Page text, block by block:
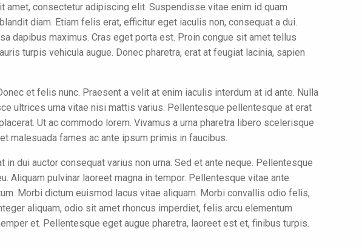
amet, consectetur adipiscing elit. Suspendisse vitae enim id quam
diam. Etiam felis erat, efficitur eget iaculis non, consequat a dui.
dapibus maximus. Cras eget porta est. Proin congue sit amet tellus
turpis vehicula augue. Donec pharetra, erat at feugiat lacinia, sapien
et felis nunc. Praesent a velit at enim iaculis interdum at id ante. Nulla
ultrices urna vitae nisi mattis varius. Pellentesque pellentesque at erat
Ut ac commodo lorem. Vivamus a urna pharetra libero scelerisque
malesuada fames ac ante ipsum primis in faucibus.
dui auctor consequat varius non urna. Sed et ante neque. Pellentesque
Aliquam pulvinar laoreet magna in tempor. Pellentesque vitae ante
Morbi dictum euismod lacus vitae aliquam. Morbi convallis odio felis,
aliquam, odio sit amet rhoncus imperdiet, felis arcu elementum
et. Pellentesque eget augue pharetra, laoreet est et, finibus turpis.